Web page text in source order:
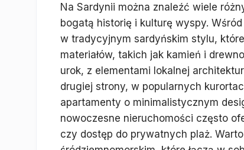
Na Sardynii można znaleźć wiele
bogatą historię i kulturę wyspy.
w tradycyjnym sardyńskim stylu,
materiałów, takich jak kamień i
urok, z elementami lokalnej
drugiej strony, w popularnych
apartamenty o minimalistycznym
nowoczesne nieruchomości często
czy dostęp do prywatnych plaż.